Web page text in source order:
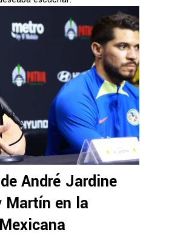
André Jardine
Martín en la